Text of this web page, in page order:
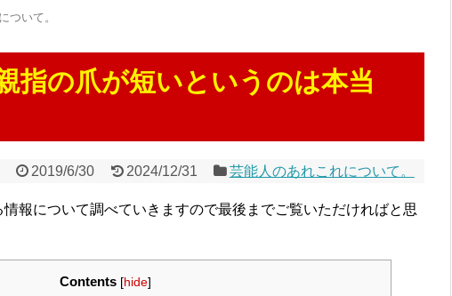
ついて。
指の爪が短いというのは本当
2019/6/30 2024/12/31 芸能人のあれこれについて。
報について調べていきますので最後までご覧いただければと思
Contents [hide]